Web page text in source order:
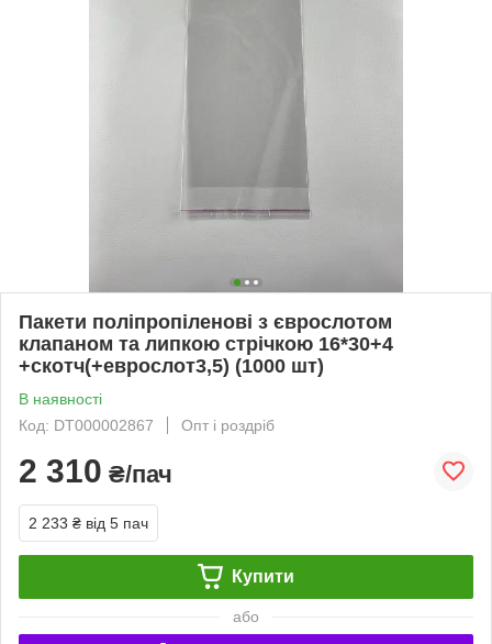
Пакети поліпропіленові з єврослотом
клапаном та липкою стрічкою 16*30+4
+скотч(+еврослот3,5) (1000 шт)
В наявності
Код: DT000002867
Опт і роздріб
2 310 ₴/пач
2 233 ₴ від 5 пач
Купити
або